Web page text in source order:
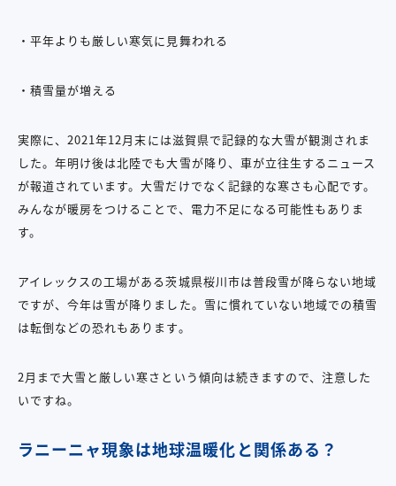
・平年よりも厳しい寒気に見舞われる
・積雪量が増える
実際に、2021年12月末には滋賀県で記録的な大雪が観測されま
した。年明け後は北陸でも大雪が降り、車が立往生するニュース
が報道されています。大雪だけでなく記録的な寒さも心配です。
みんなが暖房をつけることで、電力不足になる可能性もありま
す。
アイレックスの工場がある茨城県桜川市は普段雪が降らない地域
ですが、今年は雪が降りました。雪に慣れていない地域での積雪
は転倒などの恐れもあります。
2月まで大雪と厳しい寒さという傾向は続きますので、注意した
いですね。
ラニーニャ現象は地球温暖化と関係ある？